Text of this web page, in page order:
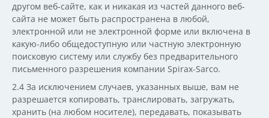
другом веб-сайте, как и никакая из частей данного веб-
сайта не может быть распространена в любой,
электронной или не электронной форме или включена в
какую-либо общедоступную или частную электронную
поисковую систему или службу без предварительного
письменного разрешения компании Spirax-Sarco.
2.4 За исключением случаев, указанных выше, вам не
разрешается копировать, транслировать, загружать,
хранить (на любом носителе), передавать, показывать